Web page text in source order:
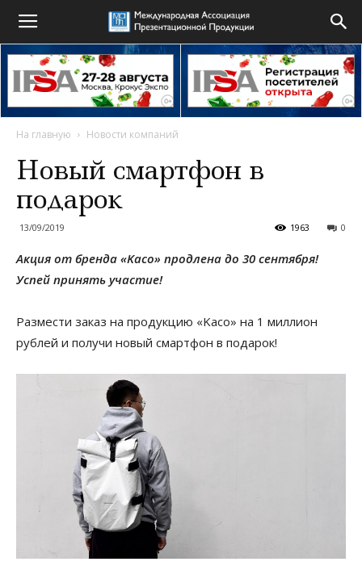
На главную Новости компаний
Новый смартфон в
подарок
13/09/2019 0
1963
Акция от бренда «Kaco» продлена до 30 сентября!
Успей принять участие!
Размести заказ на продукцию «Kaco» на 1 миллион
рублей и получи новый смартфон в подарок!